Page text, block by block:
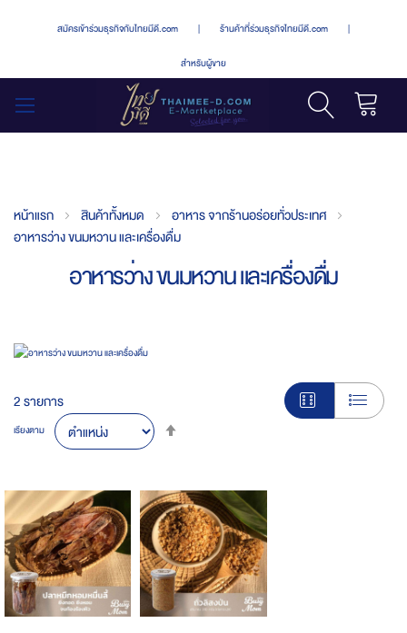
สมัครเข้าร่วมธุรกิจกับไทยมีดี.com | ร้านค้าที่ร่วมธุรกิจไทยมีดี.com |
สำหรับผู้ขาย
หน้าแรก สินค้าทั้งหมด
อาหาร จากร้านอร่อยทั่วประเทศ
อาหารว่าง ขนมหวาน และเครื่องดื่ม
อาหารว่าง ขนมหวาน และเครื่องดื่ม
2รายการ
เรียงตาม
Direction